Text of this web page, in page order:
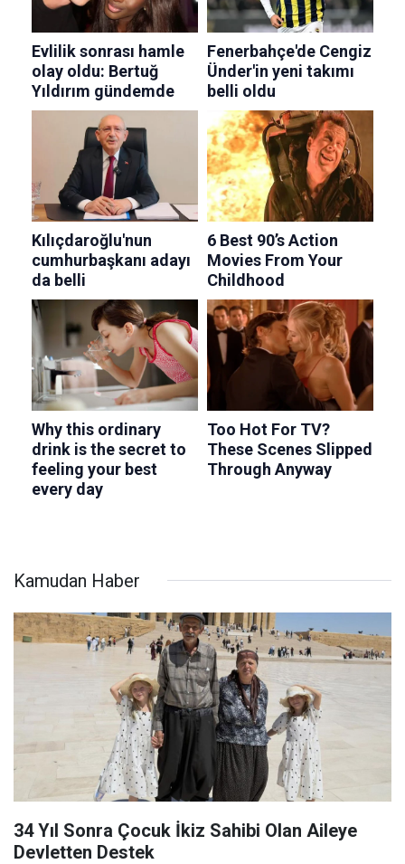
Kamudan Haber
34 Yıl Sonra Çocuk İkiz Sahibi Olan Aileye
Devletten Destek